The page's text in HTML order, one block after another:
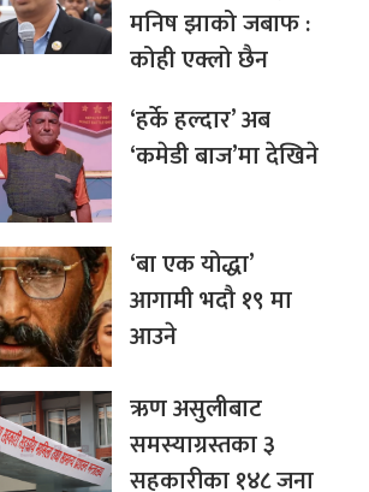
मनिष झाको जबाफ :
कोही एक्लो छैन
‘हर्के हल्दार’ अब
‘कमेडी बाज’मा देखिने
‘बा एक योद्धा’
आगामी भदौ १९ मा
आउने
ऋण असुलीबाट
समस्याग्रस्तका ३
सहकारीका १४८ जना